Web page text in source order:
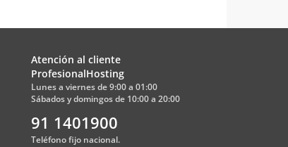
Atención al cliente
ProfesionalHosting
Lunes a viernes de 9:00 a 01:00
Sábados y domingos de 10:00 a 20:00
91 1401900
Teléfono fijo nacional.